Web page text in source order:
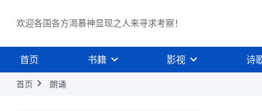
欢迎各国各方渴慕神显现之人来寻求考察！
首页 书籍 影视 诗
首页 朗诵
全能神经典话语《信神怎样进入真理实
全能神经典话语《信神怎样进入真理实
际的话语》选段392